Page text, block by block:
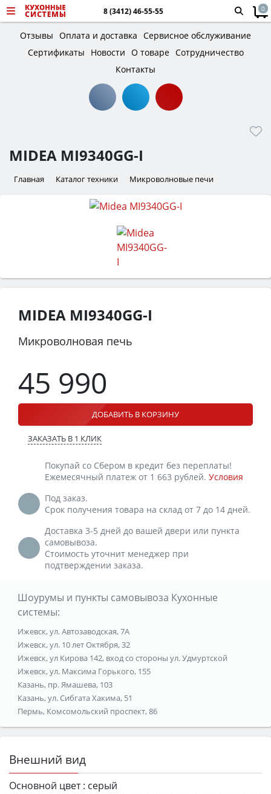
8 (3412) 46-55-55 0
Отзывы Оплата и доставка Сервисное обслуживание
Сертификаты
Новости О товаре Сотрудничество
Контакты
MIDEA MI9340GG-I
Главная Каталог техники Микроволновые печи
MIDEA MI9340GG-I
Микроволновая печь
45 990
ДОБАВИТЬ В КОРЗИНУ
ЗАКАЗАТЬ В 1 КЛИК
Покупай со Сбером в кредит без переплаты!
Ежемесячный платеж от 1 663 рублей. Условия
Под заказ.
Срок получения товара на склад от 7 до 14 дней.
Доставка 3-5 дней до вашей двери или пункта
самовывоза.
Стоимость уточнит менеджер при
подтверждении заказа.
Шоурумы и пункты самовывоза Кухонные
системы:
Ижевск, ул. Автозаводская, 7А
Ижевск, ул. 10 лет Октября, 32
Ижевск, ул Кирова 142, вход со стороны ул. Удмуртской
Ижевск, ул. Максима Горького, 155
Казань, пр. Ямашева, 103
Казань, ул. Сибгата Хакима, 51
Пермь, Комсомольский проспект, 86
Внешний вид
Основной цвет : серый